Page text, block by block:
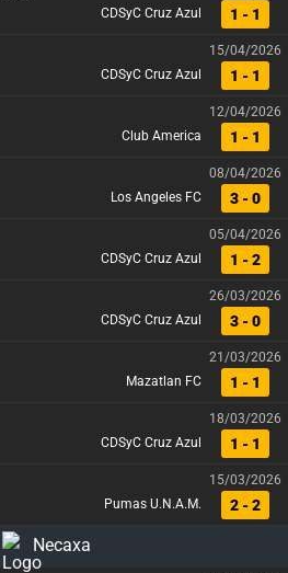
CDSyC Cruz Azul
1 - 1
15/04/2026
CDSyC Cruz Azul
1 - 1
12/04/2026
Club America
1 - 1
08/04/2026
Los Angeles FC
3 - 0
05/04/2026
CDSyC Cruz Azul
1 - 2
26/03/2026
CDSyC Cruz Azul
3 - 0
21/03/2026
Mazatlan FC
1 - 1
18/03/2026
CDSyC Cruz Azul
1 - 1
15/03/2026
Pumas U.N.A.M.
2 - 2
Necaxa